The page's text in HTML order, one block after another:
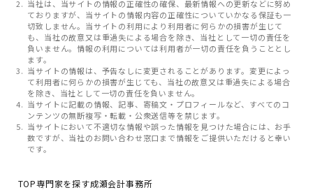
当社は、当サイトの情報の正確性の確保、最新情報への更新などに努め
ておりますが、当サイトの情報内容の正確性についていかなる保証も一
切致しません。当サイトの利用により利用者に何らかの損害が生じて
も、当社の故意又は重過失による場合を除き、当社として一切の責任を
負いません。情報の利用については利用者が一切の責任を負うこととし
ます。
当サイトの情報は、予告なしに変更されることがあります。変更によっ
て利用者に何らかの損害が生じても、当社の故意又は重過失による場合
を除き、当社として一切の責任を負いません。
当サイトに記載の情報、記事、寄稿文・プロフィールなど、すべてのコ
ンテンツの無断複写・転載・公衆送信等を禁じます。
当サイトにおいて不適切な情報や誤った情報を見つけた場合には、お手
数ですが、当社のお問い合わせ窓口まで情報をご提供いただけると幸い
です。
TOP専門家を探す成瀬会計事務所